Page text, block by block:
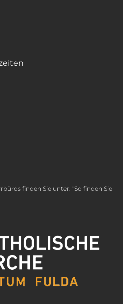
finden Sie unter: "So finden Sie